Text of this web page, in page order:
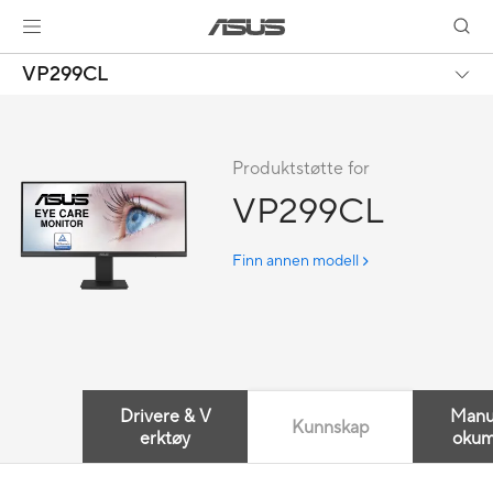
VP299CL
Produktstøtte for
VP299CL
Finn annen modell
Drivere & V
erktøy
Kunnskap